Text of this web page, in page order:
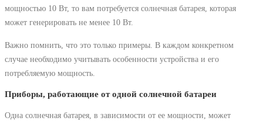
мощностью 10 Вт, то вам потребуется солнечная батарея, которая
может генерировать не менее 10 Вт.
Важно помнить, что это только примеры. В каждом конкретном
случае необходимо учитывать особенности устройства и его
потребляемую мощность.
Приборы, работающие от одной солнечной батареи
Одна солнечная батарея, в зависимости от ее мощности, может